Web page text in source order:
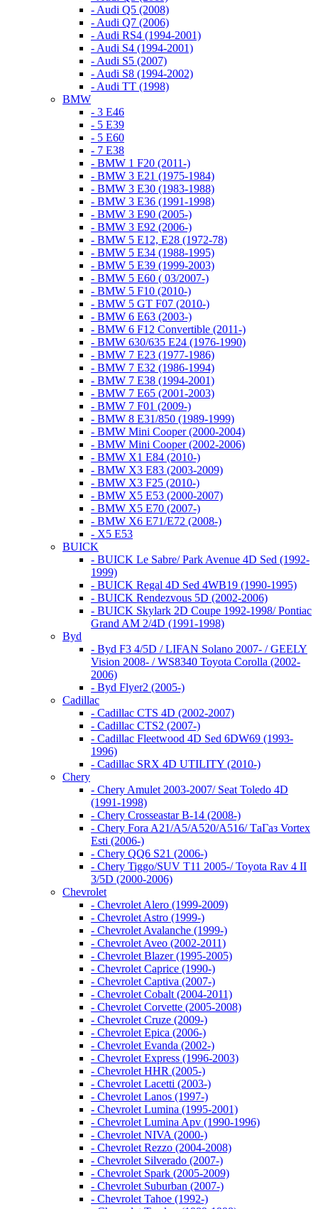
- Audi Q5 (2008)
- Audi Q7 (2006)
- Audi RS4 (1994-2001)
- Audi S4 (1994-2001)
- Audi S5 (2007)
- Audi S8 (1994-2002)
- Audi TT (1998)
BMW
- 3 E46
- 5 E39
- 5 E60
- 7 E38
- BMW 1 F20 (2011-)
- BMW 3 E21 (1975-1984)
- BMW 3 E30 (1983-1988)
- BMW 3 E36 (1991-1998)
- BMW 3 E90 (2005-)
- BMW 3 E92 (2006-)
- BMW 5 E12, E28 (1972-78)
- BMW 5 E34 (1988-1995)
- BMW 5 E39 (1999-2003)
- BMW 5 E60 ( 03/2007-)
- BMW 5 F10 (2010-)
- BMW 5 GT F07 (2010-)
- BMW 6 E63 (2003-)
- BMW 6 F12 Convertible (2011-)
- BMW 630/635 E24 (1976-1990)
- BMW 7 E23 (1977-1986)
- BMW 7 E32 (1986-1994)
- BMW 7 E38 (1994-2001)
- BMW 7 E65 (2001-2003)
- BMW 7 F01 (2009-)
- BMW 8 E31/850 (1989-1999)
- BMW Mini Cooper (2000-2004)
- BMW Mini Cooper (2002-2006)
- BMW X1 E84 (2010-)
- BMW X3 E83 (2003-2009)
- BMW X3 F25 (2010-)
- BMW X5 E53 (2000-2007)
- BMW X5 E70 (2007-)
- BMW X6 E71/E72 (2008-)
- X5 E53
BUICK
- BUICK Le Sabre/ Park Avenue 4D Sed (1992-
1999)
- BUICK Regal 4D Sed 4WB19 (1990-1995)
- BUICK Rendezvous 5D (2002-2006)
- BUICK Skylark 2D Coupe 1992-1998/ Pontiac
Grand AM 2/4D (1991-1998)
Byd
- Byd F3 4/5D / LIFAN Solano 2007- / GEELY
Vision 2008- / WS8340 Toyota Corolla (2002-
2006)
- Byd Flyer2 (2005-)
Cadillac
- Cadillac CTS 4D (2002-2007)
- Cadillac CTS2 (2007-)
- Cadillac Fleetwood 4D Sed 6DW69 (1993-
1996)
- Cadillac SRX 4D UTILITY (2010-)
Chery
- Chery Amulet 2003-2007/ Seat Toledo 4D
(1991-1998)
- Chery Crosseastar B-14 (2008-)
- Chery Fora A21/A5/A520/A516/ ТаГаз Vortex
Esti (2006-)
- Chery QQ6 S21 (2006-)
- Chery Tiggo/SUV T11 2005-/ Toyota Rav 4 II
3/5D (2000-2006)
Chevrolet
- Chevrolet Alero (1999-2009)
- Chevrolet Astro (1999-)
- Chevrolet Avalanche (1999-)
- Chevrolet Aveo (2002-2011)
- Chevrolet Blazer (1995-2005)
- Chevrolet Caprice (1990-)
- Chevrolet Captiva (2007-)
- Chevrolet Cobalt (2004-2011)
- Chevrolet Corvette (2005-2008)
- Chevrolet Cruze (2009-)
- Chevrolet Epica (2006-)
- Chevrolet Evanda (2002-)
- Chevrolet Express (1996-2003)
- Chevrolet HHR (2005-)
- Chevrolet Lacetti (2003-)
- Chevrolet Lanos (1997-)
- Chevrolet Lumina (1995-2001)
- Chevrolet Lumina Apv (1990-1996)
- Chevrolet NIVA (2000-)
- Chevrolet Rezzo (2004-2008)
- Chevrolet Silverado (2007-)
- Chevrolet Spark (2005-2009)
- Chevrolet Suburban (2007-)
- Chevrolet Tahoe (1992-)